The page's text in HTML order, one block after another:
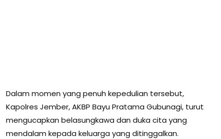
Dalam momen yang penuh kepedulian tersebut,
Kapolres Jember, AKBP Bayu Pratama Gubunagi, turut
mengucapkan belasungkawa dan duka cita yang
mendalam kepada keluarga yang ditinggalkan.